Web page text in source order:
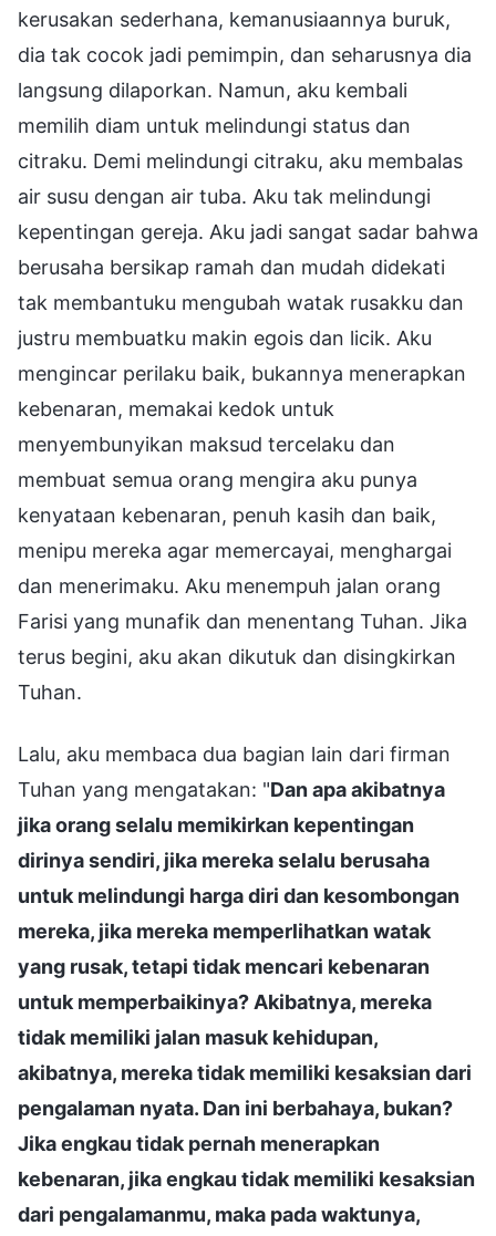
kerusakan sederhana, kemanusiaannya buruk,
dia tak cocok jadi pemimpin, dan seharusnya dia
langsung dilaporkan. Namun, aku kembali
memilih diam untuk melindungi status dan
citraku. Demi melindungi citraku, aku membalas
air susu dengan air tuba. Aku tak melindungi
kepentingan gereja. Aku jadi sangat sadar bahwa
berusaha bersikap ramah dan mudah didekati
tak membantuku mengubah watak rusakku dan
justru membuatku makin egois dan licik. Aku
mengincar perilaku baik, bukannya menerapkan
kebenaran, memakai kedok untuk
menyembunyikan maksud tercelaku dan
membuat semua orang mengira aku punya
kenyataan kebenaran, penuh kasih dan baik,
menipu mereka agar memercayai, menghargai
dan menerimaku. Aku menempuh jalan orang
Farisi yang munafik dan menentang Tuhan. Jika
terus begini, aku akan dikutuk dan disingkirkan
Tuhan.
Lalu, aku membaca dua bagian lain dari firman
Tuhan yang mengatakan: "Dan apa akibatnya
jika orang selalu memikirkan kepentingan
dirinya sendiri, jika mereka selalu berusaha
untuk melindungi harga diri dan kesombongan
mereka, jika mereka memperlihatkan watak
yang rusak, tetapi tidak mencari kebenaran
untuk memperbaikinya? Akibatnya, mereka
tidak memiliki jalan masuk kehidupan,
akibatnya, mereka tidak memiliki kesaksian dari
pengalaman nyata. Dan ini berbahaya, bukan?
Jika engkau tidak pernah menerapkan
kebenaran, jika engkau tidak memiliki kesaksian
dari pengalamanmu, maka pada waktunya,